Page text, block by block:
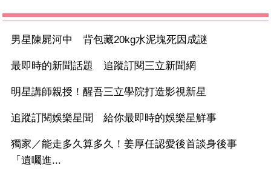
男星陳屍河中 背包藏20kg水泥塊死因成謎
最即時的新聞話題 追蹤訂閱三立新聞網
明星講師親授！醒吾三立學院打造影視新星
追蹤訂閱娛樂星聞 給你最即時的娛樂星鮮事
獨家／能走多久算多久！姜厚任認愛後首談身後事
「遺囑進...